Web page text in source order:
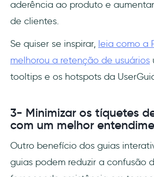
aderência ao produto e
de clientes.
Se quiser se inspirar, leia como a
melhorou a retenção de usuários
tooltips e os hotspots da
3- Minimizar os tíquetes
com um melhor
Outro benefício dos guias
guias podem reduzir a confusão